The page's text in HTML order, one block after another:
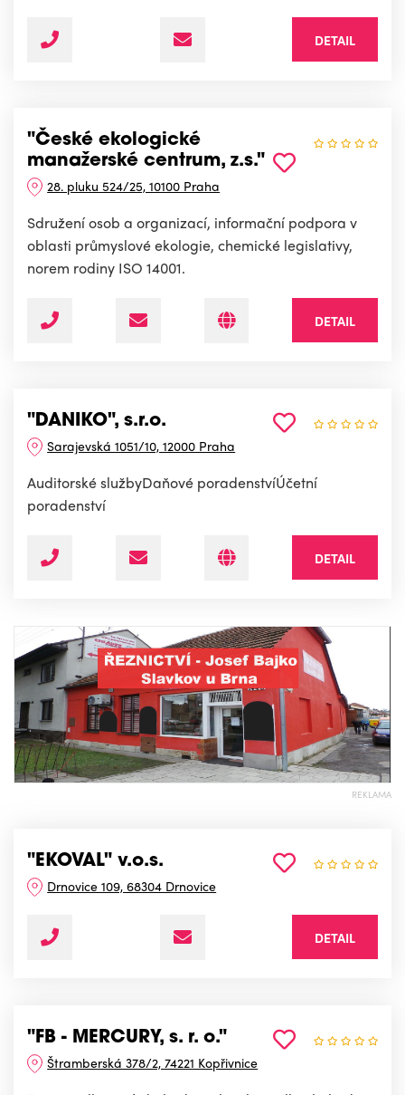
DETAIL
"České ekologické
manažerské centrum, z.s."
28. pluku 524/25, 10100 Praha
Sdružení osob a organizací, informační podpora v
oblasti průmyslové ekologie, chemické legislativy,
norem rodiny ISO 14001.
DETAIL
"DANIKO", s.r.o.
Sarajevská 1051/10, 12000 Praha
Auditorské službyDaňové poradenstvíÚčetní
poradenství
DETAIL
REKLAMA
"EKOVAL" v.o.s.
Drnovice 109, 68304 Drnovice
DETAIL
"FB - MERCURY, s. r. o."
Štramberská 378/2, 74221 Kopřivnice